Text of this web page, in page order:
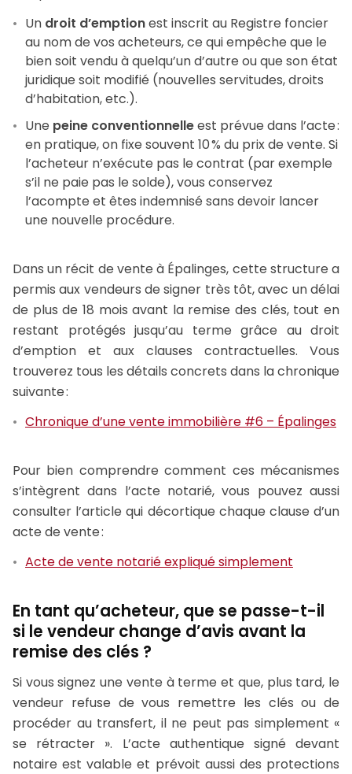
Un droit d’emptionest inscrit au Registre foncier
au nom de vos acheteurs, ce qui empêche que le
bien soit vendu à quelqu’un d’autre ou que son état
juridique soit modifié (nouvelles servitudes, droits
d’habitation, etc.).
Une peine conventionnelleest prévue dans l’acte :
en pratique, on fixe souvent 10 % du prix de vente. Si
l’acheteur n’exécute pas le contrat (par exemple
s’il ne paie pas le solde), vous conservez
l’acompte et êtes indemnisé sans devoir lancer
une nouvelle procédure.
Dans un récit de vente à Épalinges, cette structure a
permis aux vendeurs de signer très tôt, avec un délai
de plus de 18 mois avant la remise des clés, tout en
restant protégés jusqu’au terme grâce au droit
d’emption et aux clauses contractuelles. Vous
trouverez tous les détails concrets dans la chronique
suivante :
Chronique d’une vente immobilière #6 – Épalinges
Pour bien comprendre comment ces mécanismes
s’intègrent dans l’acte notarié, vous pouvez aussi
consulter l’article qui décortique chaque clause d’un
acte de vente :
Acte de vente notarié expliqué simplement
En tant qu’acheteur, que se passe-t-il
si le vendeur change d’avis avant la
remise des clés ?
Si vous signez une vente à terme et que, plus tard, le
vendeur refuse de vous remettre les clés ou de
procéder au transfert, il ne peut pas simplement «
se rétracter ». L’acte authentique signé devant
notaire est valable et prévoit aussi des protections